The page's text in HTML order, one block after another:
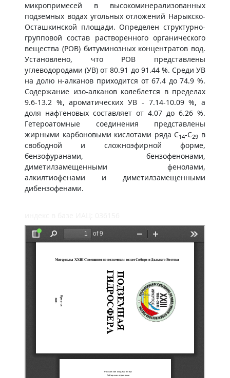
микропримесей в высокоминерализованных
подземных водах угольных отложений Нарыкско-
Осташкинской площади. Определен структурно-
групповой состав растворенного органического
вещества (РОВ) битуминозных концентратов вод.
Установлено, что РОВ представлены
углеводородами (УВ) от 80.91 до 91.44 %. Среди УВ
на долю н-алканов приходится от 67.4 до 74.9 %.
Содержание изо-алканов колеблется в пределах
9.6-13.2 %, ароматических УВ - 7.14-10.09 %, а
доля нафтеновых составляет от 4.07 до 6.26 %.
Гетероатомные соединения представлены
жирными карбоновыми кислотами ряда С14-С29 в
свободной и сложноэфирной форме,
бензофуранами, бензофенонами,
диметилзамещенными фенолами,
алкилтиофенами и диметилзамещенными
дибензофенами.